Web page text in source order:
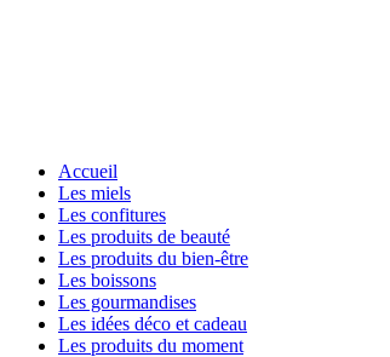
Accueil
Les miels
Les confitures
Les produits de beauté
Les produits du bien-être
Les boissons
Les gourmandises
Les idées déco et cadeau
Les produits du moment